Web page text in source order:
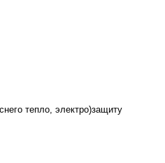
тепло, электро)защиту